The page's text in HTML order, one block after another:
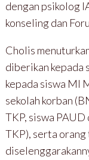
dengan psikolog
konseling dan
Cholis
diberikan kepada
kepada siswa MI
sekolah korban
TKP, siswa
TKP), serta orang